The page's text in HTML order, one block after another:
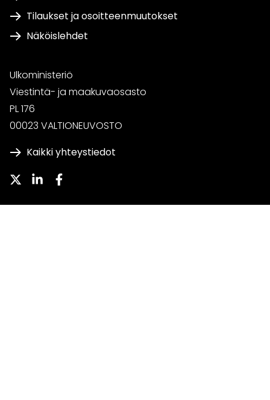
Tilaukset ja osoitteenmuutokset
Näköislehdet
Ulkoministeriö
Viestintä- ja maakuvaosasto
PL 176
00023 VALTIONEUVOSTO
Kaikki yhteystiedot